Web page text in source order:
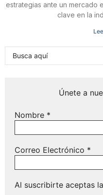
estrategias ante un mercado
clave en la
Únete a
Nombre *
Correo Electrónico *
Al suscribirte aceptas la